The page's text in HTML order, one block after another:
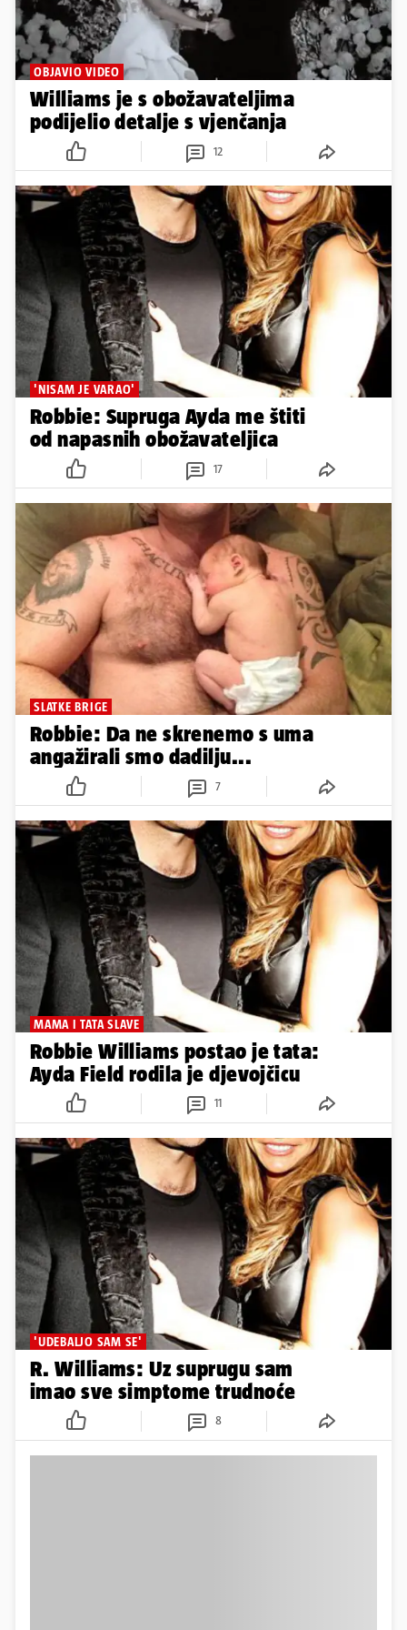
OBJAVIO VIDEO
Williams je s obožavateljima
podijelio detalje s vjenčanja
12
'NISAM JE VARAO'
Robbie: Supruga Ayda me štiti
od napasnih obožavateljica
17
SLATKE BRIGE
Robbie: Da ne skrenemo s uma
angažirali smo dadilju...
7
MAMA I TATA SLAVE
Robbie Williams postao je tata:
Ayda Field rodila je djevojčicu
11
'UDEBALJO SAM SE'
R. Williams: Uz suprugu sam
imao sve simptome trudnoće
8